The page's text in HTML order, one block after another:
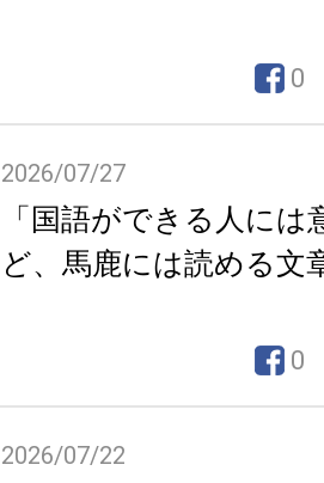
0
2026/07/27
「国語ができる人には
ど、馬鹿には読める文
0
2026/07/22